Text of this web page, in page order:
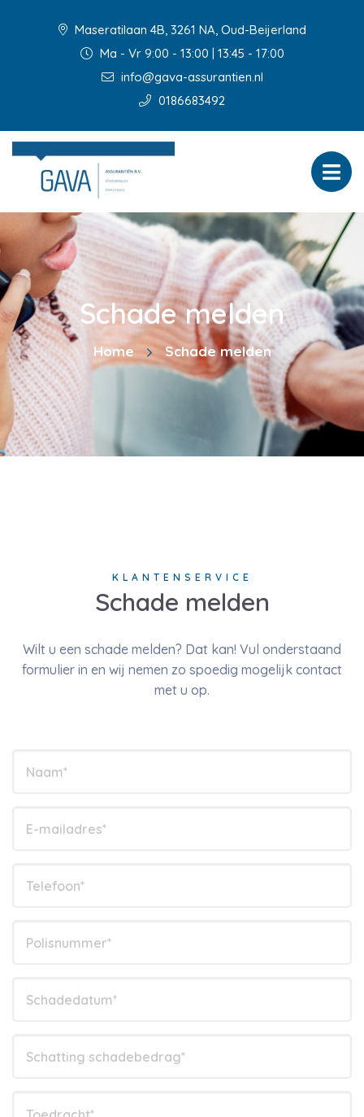
Maseratilaan 4B, 3261 NA, Oud-Beijerland
Ma - Vr 9:00 - 13:00 | 13:45 - 17:00
info@gava-assurantien.nl
0186683492
Schade melden
Home Schade melden
Schade melden
KLANTENSERVICE
Wilt u een schade melden? Dat kan! Vul onderstaand
formulier in en wij nemen zo spoedig mogelijk contact
met u op.